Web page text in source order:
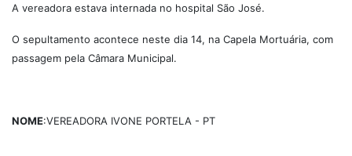
A vereadora estava internada no hospital São José.
O sepultamento acontece neste dia 14, na Capela Mortuária, com
passagem pela Câmara Municipal.
NOME:VEREADORA IVONE PORTELA - PT